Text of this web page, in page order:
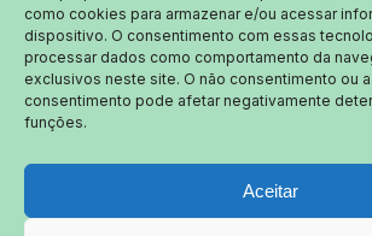
como cookies para armazenar e/ou acessar
dispositivo. O consentimento com essas
processar dados como comportamento da
exclusivos neste site. O não consentimento ou
consentimento pode afetar negativamente
funções.
Aceitar
PRODUTOS
sensus.ia.br
entregaepi.com.br